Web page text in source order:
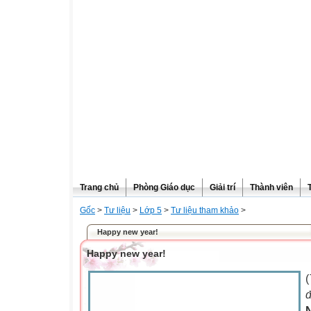
Trang chủ Phòng Giáo dục Giải trí Thành viên
Gốc > Tư liệu > Lớp 5 > Tư liệu tham khảo >
Happy new year!
Happy new year!
(